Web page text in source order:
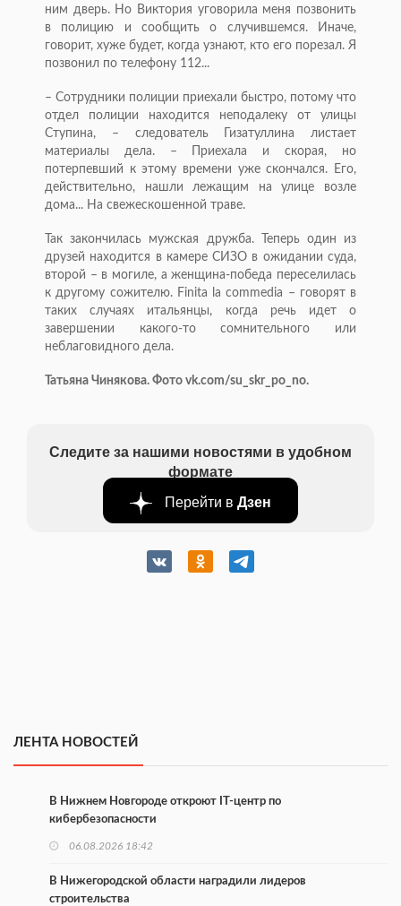
ним дверь. Но Виктория уговорила меня позвонить
в полицию и сообщить о случившемся. Иначе,
говорит, хуже будет, когда узнают, кто его порезал. Я
позвонил по телефону 112...
– Сотрудники полиции приехали быстро, потому что
отдел полиции находится неподалеку от улицы
Ступина, – следователь Гизатуллина листает
материалы дела. – Приехала и скорая, но
потерпевший к этому времени уже скончался. Его,
действительно, нашли лежащим на улице возле
дома... На свежескошенной траве.
Так закончилась мужская дружба. Теперь один из
друзей находится в камере СИЗО в ожидании суда,
второй – в могиле, а женщина-победа переселилась
к другому сожителю. Finita la commedia – говорят в
таких случаях итальянцы, когда речь идет о
завершении какого-то сомнительного или
неблаговидного дела.
Татьяна Чинякова. Фото vk.com/su_skr_po_no.
Следите за нашими новостями в удобном
формате
Перейти в Дзен
ЛЕНТА НОВОСТЕЙ
В Нижнем Новгороде откроют IT-центр по
кибербезопасности
06.08.2026 18:42
В Нижегородской области наградили лидеров
строительства